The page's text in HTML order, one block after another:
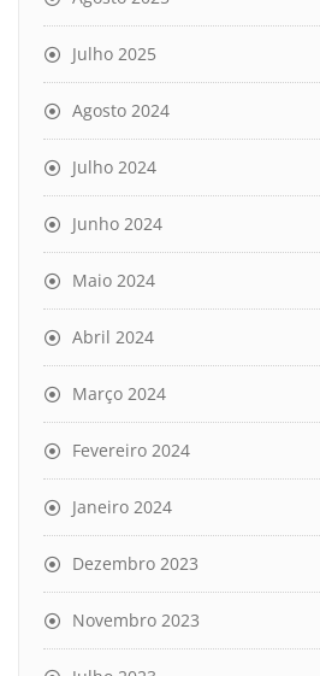
Julho 2025
Agosto 2024
Julho 2024
Junho 2024
Maio 2024
Abril 2024
Março 2024
Fevereiro 2024
Janeiro 2024
Dezembro 2023
Novembro 2023